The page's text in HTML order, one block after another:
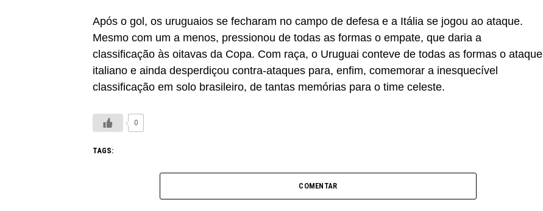
Após o gol, os uruguaios se fecharam no campo de defesa e a Itália se jogou ao ataque.
Mesmo com um a menos, pressionou de todas as formas o empate, que daria a
classificação às oitavas da Copa. Com raça, o Uruguai conteve de todas as formas o ataque
italiano e ainda desperdiçou contra-ataques para, enfim, comemorar a inesquecível
classificação em solo brasileiro, de tantas memórias para o time celeste.
0
TAGS:
COMENTAR